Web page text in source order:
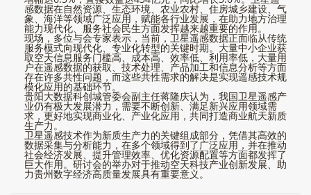
感数据在自然资源、生态环境、农业农村、住房城乡建设、气
象、海洋等领域广泛应用，赋能各行业发展，在助力地方治理
能力现代化、服务社会民生方面发挥越来越重要的作用。
现场，多位与会专家表示，当前，卫星遥感数据正面临从传统
服务模式向现代化、专业化转型的关键时期。大量中小企业获
取空天信息服务门槛高、成本高、效率低、利用率低，大量用
户在遥感数据的获取、技术处理、产品加工和信息分析等方面
存在许多共性问题，而这些共性需求的解决是实现遥感技术规
模化应用的基础环节。
贵阳大数据科创城管委会副主任蒋隆庆认为，我国卫星遥感产
业仍有极大发展潜力，需要不断创新、满足新兴应用领域需
求，更好地实现商业化、产业化应用，共同打造商业航天新质
生产力。
卫星遥感技术作为新质生产力的关键组成部分，凭借其高效的
数据采集与分析能力，在多个领域得到了广泛应用，并在推动
社会经济发展、提升管理效率、优化资源配置等方面都发挥了
巨大作用。研讨会的举办对于推动空天科技产业创新发展、助
力贵州数字经济高质量发展具有重要意义。